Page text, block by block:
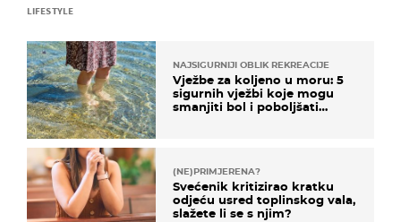
LIFESTYLE
NAJSIGURNIJI OBLIK REKREACIJE
Vježbe za koljeno u moru: 5
sigurnih vježbi koje mogu
smanjiti bol i poboljšati
(NE)PRIMJERENA?
Svećenik kritizirao kratku
odjeću usred toplinskog vala,
slažete li se s njim?